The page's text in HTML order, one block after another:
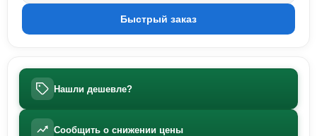
Нашли дешевле?
Сообщить о снижении цены